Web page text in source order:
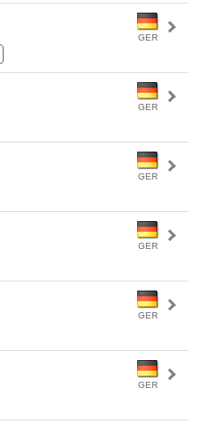
GER
GER
GER
GER
GER
GER